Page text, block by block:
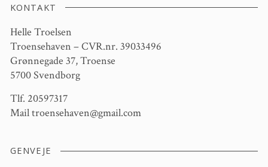
KONTAKT
Helle Troelsen
Troensehaven – CVR.nr. 39033496
Grønnegade 37, Troense
5700 Svendborg
Tlf. 20597317
Mailtroensehaven@gmail.com
GENVEJE